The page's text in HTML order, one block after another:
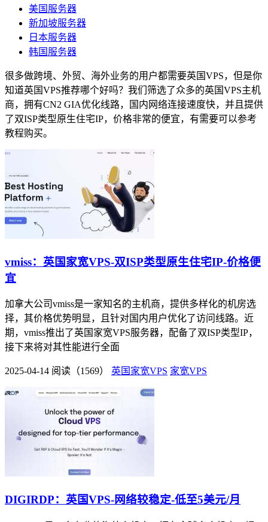
美国服务器
新加坡服务器
日本服务器
韩国服务器
很多做跨境、外贸、海外业务的用户都需要英国VPS，但是你
知道英国VPS推荐哪个好吗？我们筛选了众多的英国VPS主机
商，拥有CN2 GIA优化线路，国内网络连接速度快，并且提供
了双ISP类型原生住宅IP，价格非常的便宜，有需要可以参考
教程购买。
vmiss：英国家宽VPS-双ISP类型原生住宅IP-价格便
宜
加拿大公司vmiss是一家知名的主机商，提供多样化的机房选
择，其价格优势明显，且针对国内用户优化了访问线路。近
期，vmiss推出了英国家宽VPS服务器，配备了双ISP类型IP，
接下来将对其性能进行全面
2025-04-14 阅读（1569） 英国家宽VPS 家宽VPS
DIGIRDP：英国VPS-网络较稳定-低至5美元/月